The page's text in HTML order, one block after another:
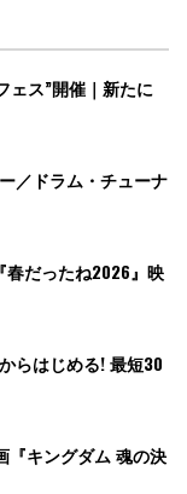
ェス”開催｜新たに
／ドラム・チューナ
春だったね2026』映
らはじめる! 最短30
『キングダム 魂の決